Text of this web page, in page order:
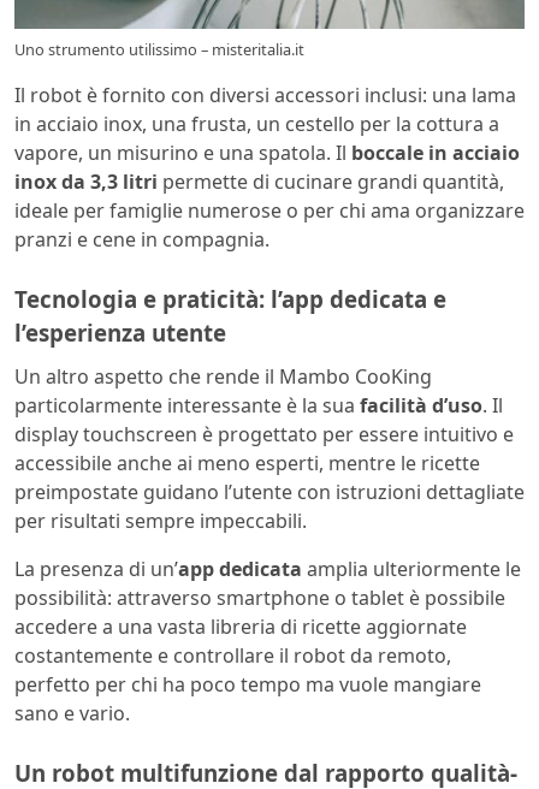
Uno strumento utilissimo – misteritalia.it
Il robot è fornito con diversi accessori inclusi: una lama
in acciaio inox, una frusta, un cestello per la cottura a
vapore, un misurino e una spatola. Il boccale in acciaio
inox da 3,3 litri permette di cucinare grandi quantità,
ideale per famiglie numerose o per chi ama organizzare
pranzi e cene in compagnia.
Tecnologia e praticità: l’app dedicata e
l’esperienza utente
Un altro aspetto che rende il Mambo CooKing
particolarmente interessante è la sua facilità d’uso. Il
display touchscreen è progettato per essere intuitivo e
accessibile anche ai meno esperti, mentre le ricette
preimpostate guidano l’utente con istruzioni dettagliate
per risultati sempre impeccabili.
La presenza di un’app dedicata amplia ulteriormente le
possibilità: attraverso smartphone o tablet è possibile
accedere a una vasta libreria di ricette aggiornate
costantemente e controllare il robot da remoto,
perfetto per chi ha poco tempo ma vuole mangiare
sano e vario.
Un robot multifunzione dal rapporto qualità-